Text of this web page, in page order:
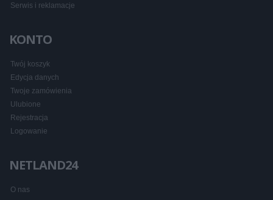
Serwis i reklamacje
KONTO
Twój koszyk
Edycja danych
Twoje zamówienia
Ulubione
Rejestracja
Logowanie
NETLAND24
O nas